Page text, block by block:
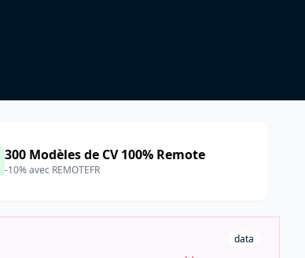
300 Modèles de CV 100% Remote
-10% avec REMOTEFR
data